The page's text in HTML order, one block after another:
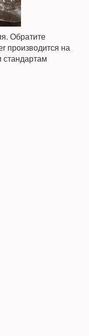
Обратите
производится на
стандартам